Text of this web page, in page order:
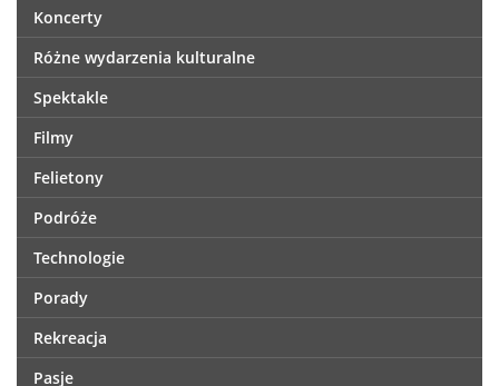
Koncerty
Różne wydarzenia kulturalne
Spektakle
Filmy
Felietony
Podróże
Technologie
Porady
Rekreacja
Pasje